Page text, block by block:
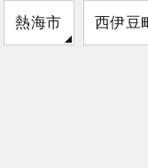
熱海市 西伊豆